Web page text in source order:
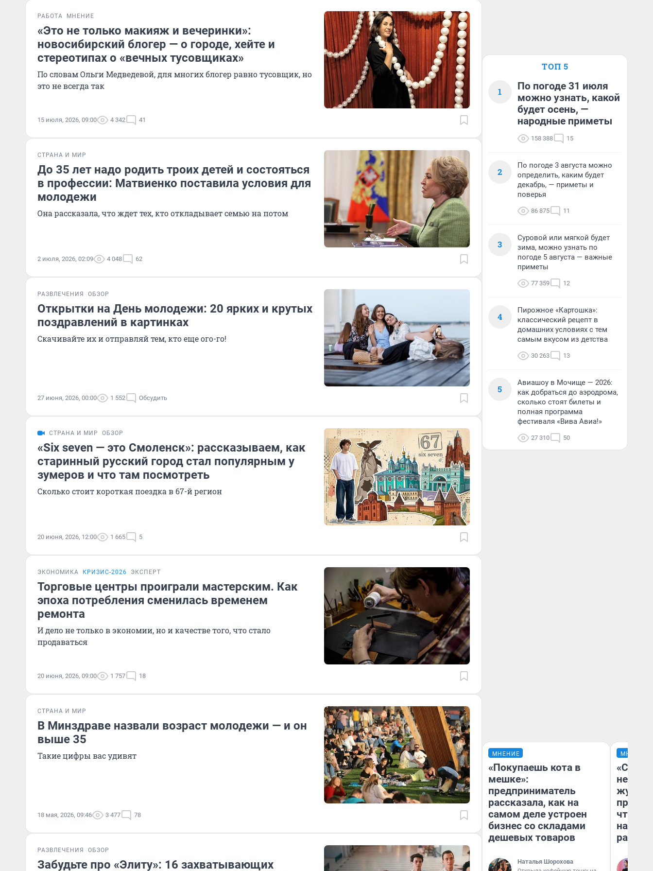
РАБОТА МНЕНИЕ
«Это не только макияж и вечеринки»:
новосибирский блогер — о городе, хейте и
стереотипах о «вечных тусовщиках»
По словам Ольги Медведевой, для многих блогер равно тусовщик, но
это не всегда так
15 июля, 2026, 09:00 4 342 41
СТРАНА И МИР
До 35 лет надо родить троих детей и состояться
в профессии: Матвиенко поставила условия для
молодежи
Она рассказала, что ждет тех, кто откладывает семью на потом
2 июля, 2026, 02:09 4 048 62
РАЗВЛЕЧЕНИЯ ОБЗОР
Открытки на День молодежи: 20 ярких и крутых
поздравлений в картинках
Скачивайте их и отправляй тем, кто еще ого-го!
27 июня, 2026, 00:00 1 552 Обсудить
СТРАНА И МИР ОБЗОР
«Six seven — это Смоленск»: рассказываем, как
старинный русский город стал популярным у
зумеров и что там посмотреть
Сколько стоит короткая поездка в 67-й регион
20 июня, 2026, 12:00 1 665 5
ЭКОНОМИКА КРИЗИС-2026 ЭКСПЕРТ
Торговые центры проиграли мастерским. Как
эпоха потребления сменилась временем
ремонта
И дело не только в экономии, но и качестве того, что стало
продаваться
20 июня, 2026, 09:00 1 757 18
СТРАНА И МИР
В Минздраве назвали возраст молодежи — и он
выше 35
Такие цифры вас удивят
18 мая, 2026, 09:46 3 477 78
РАЗВЛЕЧЕНИЯ ОБЗОР
Забудьте про «Элиту»: 16 захватывающих
ТОП 5
1
По погоде 31 июля
можно узнать, какой
будет осень, —
народные приметы
158 388 15
2
По погоде 3 августа можно
определить, каким будет
декабрь, — приметы и
поверья
86 875 11
3
Суровой или мягкой будет
зима, можно узнать по
погоде 5 августа — важные
приметы
77 359 12
4
Пирожное «Картошка»:
классический рецепт в
домашних условиях с тем
самым вкусом из детства
30 263 13
5
Авиашоу в Мочище — 2026:
как добраться до аэродрома,
сколько стоят билеты и
полная программа
фестиваля «Вива Авиа!»
27 310 50
МНЕНИЕ
«Покупаешь кота в
мешке»:
предприниматель
рассказала, как на
самом деле устроен
бизнес со складами
дешевых товаров
Наталья Шорохова
МНЕНИЕ
чтобы
на что
ради